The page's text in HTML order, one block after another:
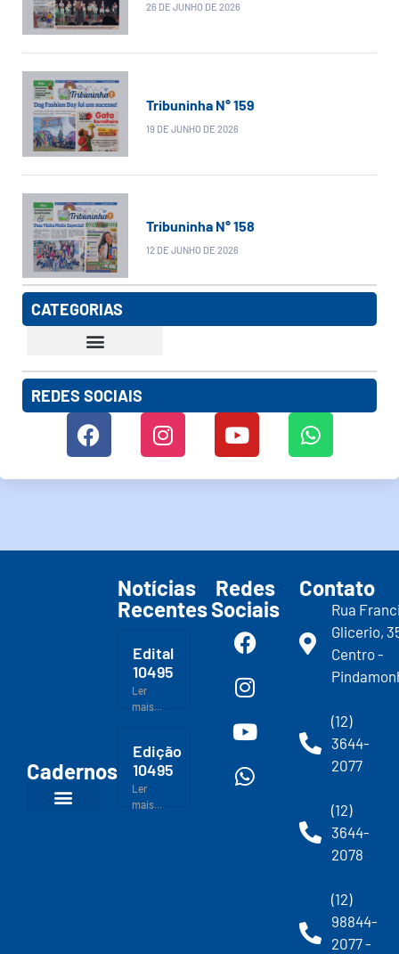
26 DE JUNHO DE 2026
Tribuninha N° 159
19 DE JUNHO DE 2026
Tribuninha N° 158
12 DE JUNHO DE 2026
CATEGORIAS
REDES SOCIAIS
Cadernos
Notícias
Recentes
Edital
10495
Ler
mais...
Edição
10495
Ler
mais...
Redes
Sociais
Contato
Rua
Glicerio,
Centro -
(12)
3644-
2077
(12)
3644-
2078
(12)
98844-
2077 -